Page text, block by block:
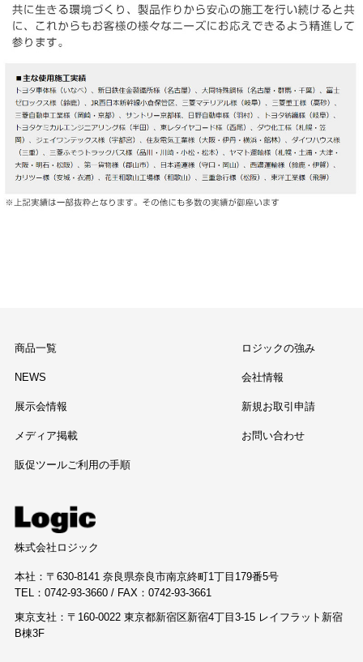
商品一覧
NEWS
展示会情報
メディア掲載
販促ツールご利用の手順
ロジックの強み
会社情報
新規お取引申請
お問い合わせ
株式会社ロジック
本社：〒630-8141 奈良県奈良市南京終町1丁目179番5号
TEL：0742-93-3660 / FAX：0742-93-3661
東京支社：〒160-0022 東京都新宿区新宿4丁目3-15 レイフラット新宿
B棟3F